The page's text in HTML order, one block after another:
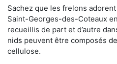
Sachez que les frelons
Saint-Georges-des-Coteaux
recueillis de part et d’autre
nids peuvent être composés
cellulose.